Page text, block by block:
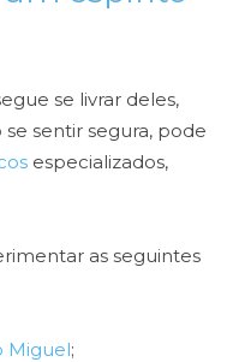
se livrar deles,
sentir segura, pode
especializados,
as seguintes
Miguel;